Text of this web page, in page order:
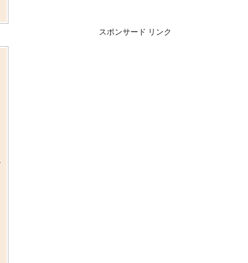
スポンサード リンク